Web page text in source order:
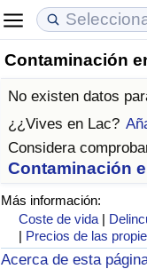
Contaminación
No existen datos
¿¿Vives en Lac?
Considera
Contaminación
Más información:
Coste de vida |
| Precios de las
Acerca de esta
Coste de vida
Índice de Costo de
Índice de costo de
en aqaba
Precios de las
Índice de Precios
Índice de Precios
Calidad de Vida
Índice de Calidad
Índice de calidad
Delincuencia